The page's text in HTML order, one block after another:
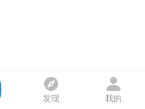
发现 我的